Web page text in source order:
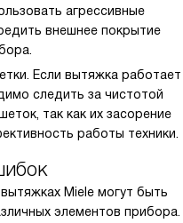
агрессивные
внешнее покрытие
Если вытяжка работает
следить за чистотой
так как их засорение
работы техники.
Miele могут быть
элементов прибора.